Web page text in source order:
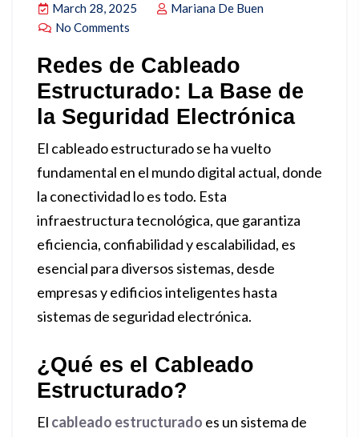
March 28, 2025
Mariana De Buen
No Comments
Redes de Cableado
Estructurado: La Base de
la Seguridad Electrónica
El cableado estructurado se ha vuelto
fundamental en el mundo digital actual, donde
la conectividad lo es todo. Esta
infraestructura tecnológica, que garantiza
eficiencia, confiabilidad y escalabilidad, es
esencial para diversos sistemas, desde
empresas y edificios inteligentes hasta
sistemas de seguridad electrónica.
¿Qué es el Cableado
Estructurado?
El cableado estructurado es un sistema de